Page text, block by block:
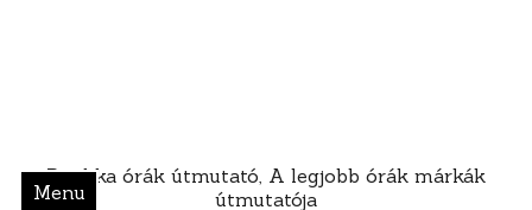
Menu
Replika órák útmutató, A legjobb órák márkák
útmutatója